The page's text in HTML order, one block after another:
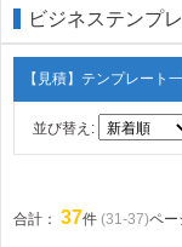
ビジネステンプ
【見積】テンプレート
並び替え:
合計： 37件 (31-37)ペー